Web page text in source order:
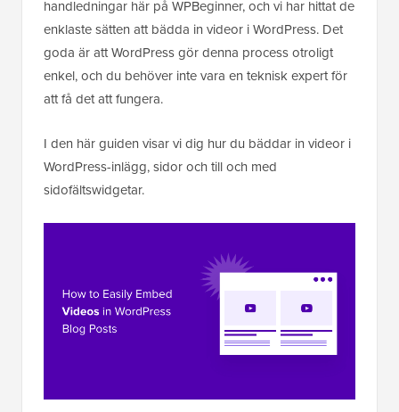
handledningar här på WPBeginner, och vi har hittat de
enklaste sätten att bädda in videor i WordPress. Det
goda är att WordPress gör denna process otroligt
enkel, och du behöver inte vara en teknisk expert för
att få det att fungera.
I den här guiden visar vi dig hur du bäddar in videor i
WordPress-inlägg, sidor och till och med
sidofältswidgetar.